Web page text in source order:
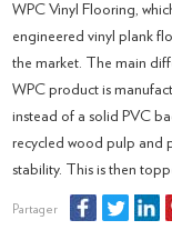
WPC Vinyl Flooring,
engineered vinyl plank
the market. The main
WPC product is
instead of a solid PVC
recycled wood pulp and
stability. This is then
Partager